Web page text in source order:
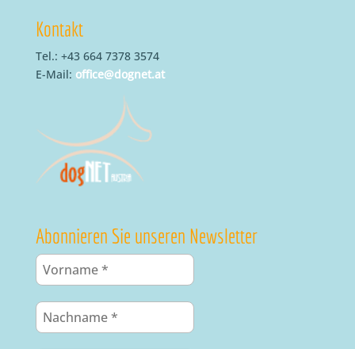
Kontakt
Tel.: +43 664 7378 3574
E-Mail: office@dognet.at
Abonnieren Sie unseren Newsletter